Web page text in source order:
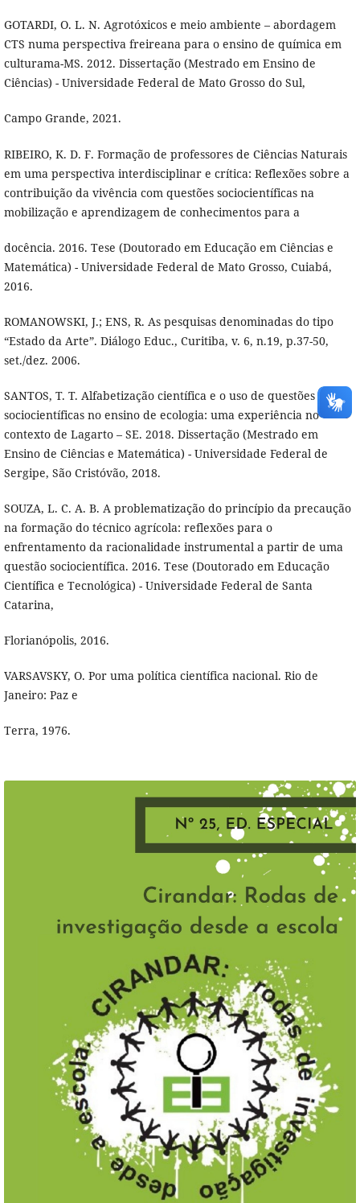
GOTARDI, O. L. N. Agrotóxicos e meio ambiente – abordagem
CTS numa perspectiva freireana para o ensino de química em
culturama-MS. 2012. Dissertação (Mestrado em Ensino de
Ciências) - Universidade Federal de Mato Grosso do Sul,
Campo Grande, 2021.
RIBEIRO, K. D. F. Formação de professores de Ciências Naturais
em uma perspectiva interdisciplinar e crítica: Reflexões sobre a
contribuição da vivência com questões sociocientíficas na
mobilização e aprendizagem de conhecimentos para a
docência. 2016. Tese (Doutorado em Educação em Ciências e
Matemática) - Universidade Federal de Mato Grosso, Cuiabá,
2016.
ROMANOWSKI, J.; ENS, R. As pesquisas denominadas do tipo
“Estado da Arte”. Diálogo Educ., Curitiba, v. 6, n.19, p.37-50,
set./dez. 2006.
SANTOS, T. T. Alfabetização científica e o uso de questões
sociocientíficas no ensino de ecologia: uma experiência no
contexto de Lagarto – SE. 2018. Dissertação (Mestrado em
Ensino de Ciências e Matemática) - Universidade Federal de
Sergipe, São Cristóvão, 2018.
SOUZA, L. C. A. B. A problematização do princípio da precaução
na formação do técnico agrícola: reflexões para o
enfrentamento da racionalidade instrumental a partir de uma
questão sociocientífica. 2016. Tese (Doutorado em Educação
Científica e Tecnológica) - Universidade Federal de Santa
Catarina,
Florianópolis, 2016.
VARSAVSKY, O. Por uma política científica nacional. Rio de
Janeiro: Paz e
Terra, 1976.